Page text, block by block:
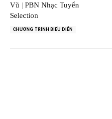
Vũ | PBN Nhạc Tuyển
Selection
CHƯƠNG TRÌNH BIỂU DIỄN